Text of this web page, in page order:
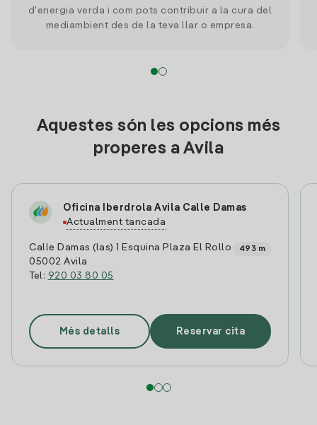
d'energia verda i com pots contribuir a la cura del
mediambient des de la teva llar o empresa.
Aquestes són les opcions més
properes a Avila
Oficina Iberdrola Avila Calle Damas
Actualment tancada
Calle Damas (las) 1 Esquina Plaza El Rollo
05002 Avila
Tel: 920 03 80 05
493 m
Més detalls Reservar cita